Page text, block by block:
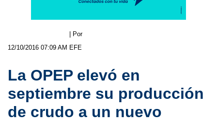
12/10/2016 07:09 AM
| Por
EFE
La OPEP elevó en
septiembre su producción
de crudo a un nuevo